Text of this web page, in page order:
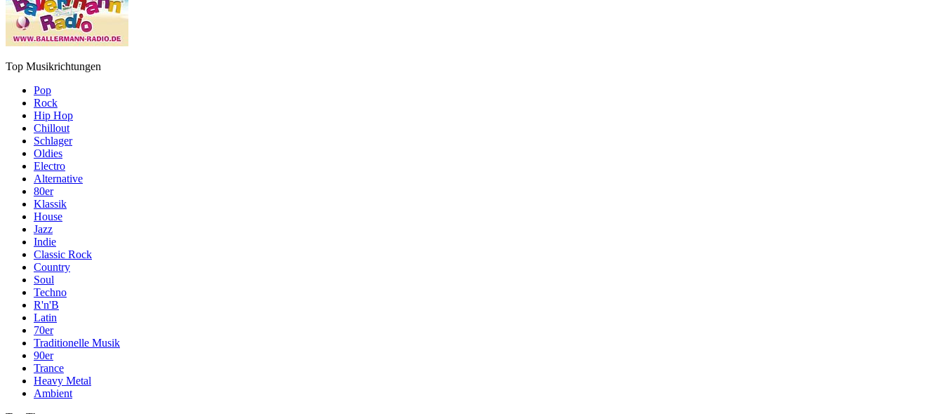
Top Musikrichtungen
Pop
Rock
Hip Hop
Chillout
Schlager
Oldies
Electro
Alternative
80er
Klassik
House
Jazz
Indie
Classic Rock
Country
Soul
Techno
R'n'B
Latin
70er
Traditionelle Musik
90er
Trance
Heavy Metal
Ambient